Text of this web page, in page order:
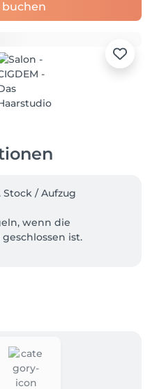
buchen
/ Aufzug
wenn die
ist.